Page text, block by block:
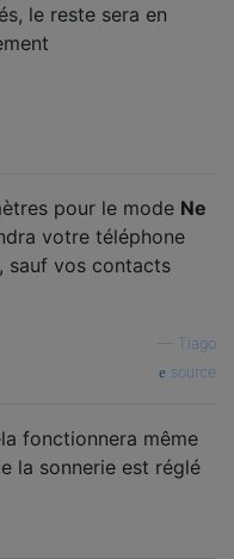
le reste sera en
pour le mode Ne
votre téléphone
sauf vos contacts
Tiago
source
fonctionnera même
la sonnerie est réglé